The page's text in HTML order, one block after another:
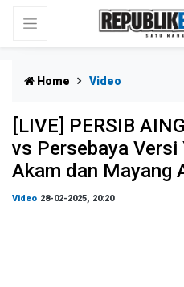
Home Video
[LIVE] PERSIB
vs Persebaya Versi
Akam dan Mayang
Video 28-02-2025, 20:20